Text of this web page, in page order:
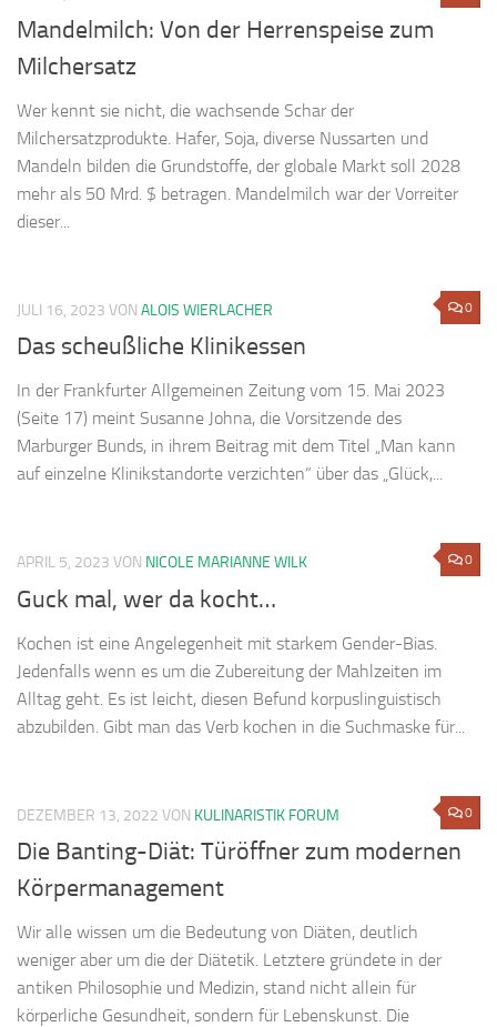
Mandelmilch: Von der Herrenspeise zum
Milchersatz
Wer kennt sie nicht, die wachsende Schar der
Milchersatzprodukte. Hafer, Soja, diverse Nussarten und
Mandeln bilden die Grundstoffe, der globale Markt soll 2028
mehr als 50 Mrd. $ betragen. Mandelmilch war der Vorreiter
dieser...
0
JULI 16, 2023 VON ALOIS WIERLACHER
Das scheußliche Klinikessen
In der Frankfurter Allgemeinen Zeitung vom 15. Mai 2023
(Seite 17) meint Susanne Johna, die Vorsitzende des
Marburger Bunds, in ihrem Beitrag mit dem Titel „Man kann
auf einzelne Klinikstandorte verzichten“ über das „Glück,...
0
APRIL 5, 2023 VON NICOLE MARIANNE WILK
Guck mal, wer da kocht…
Kochen ist eine Angelegenheit mit starkem Gender-Bias.
Jedenfalls wenn es um die Zubereitung der Mahlzeiten im
Alltag geht. Es ist leicht, diesen Befund korpuslinguistisch
abzubilden. Gibt man das Verb kochen in die Suchmaske für...
0
DEZEMBER 13, 2022 VON KULINARISTIK FORUM
Die Banting-Diät: Türöffner zum modernen
Körpermanagement
Wir alle wissen um die Bedeutung von Diäten, deutlich
weniger aber um die der Diätetik. Letztere gründete in der
antiken Philosophie und Medizin, stand nicht allein für
körperliche Gesundheit, sondern für Lebenskunst. Die